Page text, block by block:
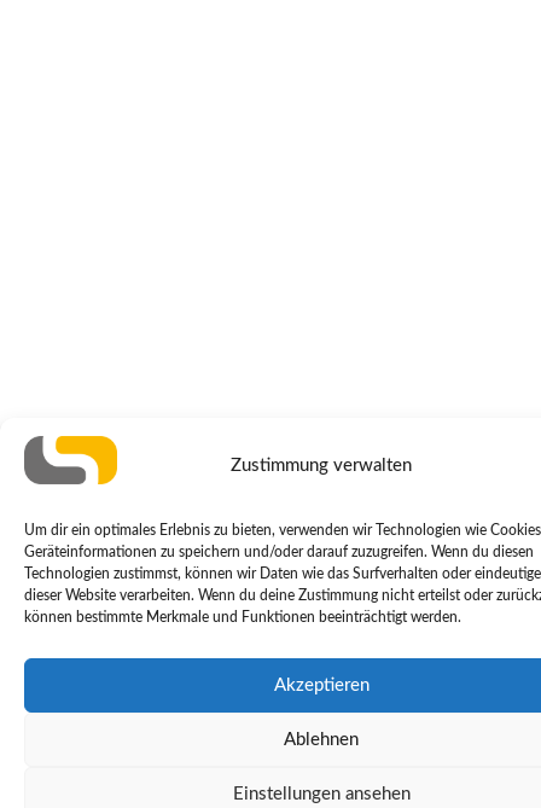
Zustimmung verwalten
Um dir ein optimales Erlebnis zu bieten, verwenden wir Technologien wie
Geräteinformationen zu speichern und/oder darauf zuzugreifen. Wenn du diesen
Technologien zustimmst, können wir Daten wie das Surfverhalten oder
dieser Website verarbeiten. Wenn du deine Zustimmung nicht erteilst oder
können bestimmte Merkmale und Funktionen beeinträchtigt werden.
Akzeptieren
Ablehnen
Einstellungen ansehen